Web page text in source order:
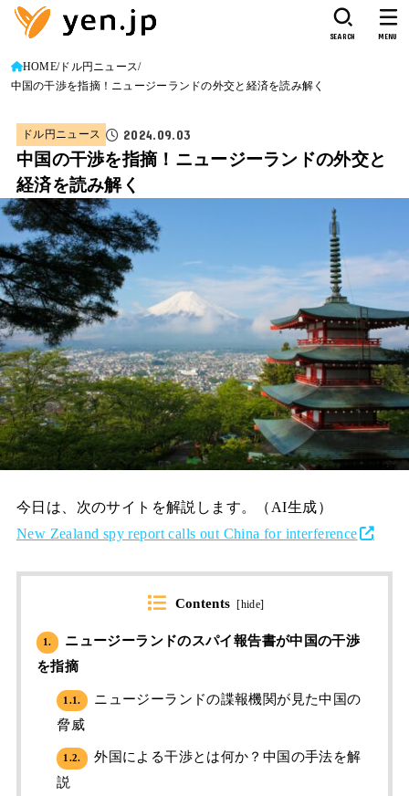
SEARCH MENU
HOME ドル円ニュース
中国の干渉を指摘！ニュージーランドの外交と経済を読み解く
ドル円ニュース 2024.09.03
中国の干渉を指摘！ニュージーランドの外交と
経済を読み解く
今日は、次のサイトを解説します。（AI生成）
New Zealand spy report calls out China for interference
Contents [hide]
1.
ニュージーランドのスパイ報告書が中国の干渉
を指摘
1.1.
ニュージーランドの諜報機関が見た中国の
脅威
1.2.
外国による干渉とは何か？中国の手法を解
説